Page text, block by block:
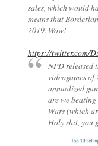
sales, which would
means that
2019. Wow!
https://twitter.com/
NPD released
videogames
annualized
are we
Wars (which
Holy shit, you